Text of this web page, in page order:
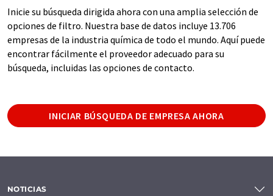
Inicie su búsqueda dirigida ahora con una amplia selección de
opciones de filtro. Nuestra base de datos incluye 13.706
empresas de la industria química de todo el mundo. Aquí puede
encontrar fácilmente el proveedor adecuado para su
búsqueda, incluidas las opciones de contacto.
INICIAR BÚSQUEDA DE EMPRESA AHORA
NOTICIAS